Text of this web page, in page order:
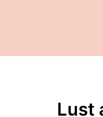
Lust